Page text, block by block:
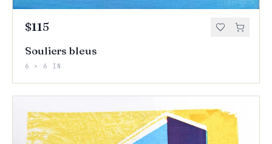
$115
Souliers bleus
6 × 6 IN